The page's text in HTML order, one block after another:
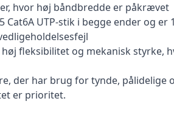
hvor høj båndbredde er påkrævet
UTP-stik i begge ender og
høj fleksibilitet og mekanisk
der har brug for tynde,
er prioritet.